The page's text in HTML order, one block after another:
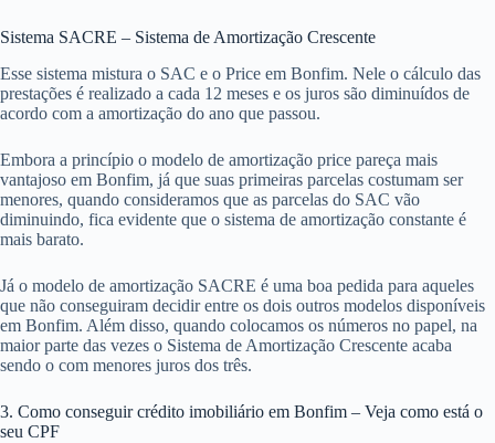
Sistema SACRE – Sistema de Amortização Crescente
Esse sistema mistura o SAC e o Price em Bonfim. Nele o cálculo das
prestações é realizado a cada 12 meses e os juros são diminuídos de
acordo com a amortização do ano que passou.
Embora a princípio o modelo de amortização price pareça mais
vantajoso em Bonfim, já que suas primeiras parcelas costumam ser
menores, quando consideramos que as parcelas do SAC vão
diminuindo, fica evidente que o sistema de amortização constante é
mais barato.
Já o modelo de amortização SACRE é uma boa pedida para aqueles
que não conseguiram decidir entre os dois outros modelos disponíveis
em Bonfim. Além disso, quando colocamos os números no papel, na
maior parte das vezes o Sistema de Amortização Crescente acaba
sendo o com menores juros dos três.
3. Como conseguir crédito imobiliário em Bonfim – Veja como está o
seu CPF